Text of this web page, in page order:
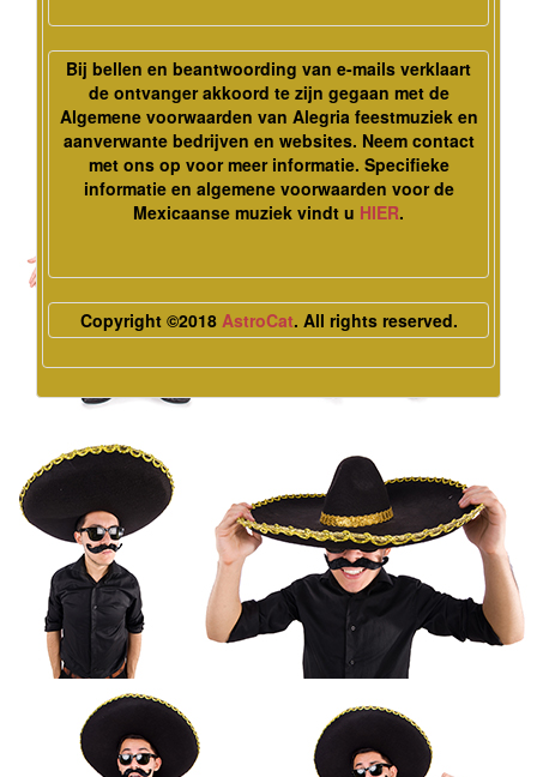
Bij bellen en beantwoording van e-mails verklaart
de ontvanger akkoord te zijn gegaan met de
Algemene voorwaarden van Alegria feestmuziek en
aanverwante bedrijven en websites. Neem contact
met ons op voor meer informatie. Specifieke
informatie en algemene voorwaarden voor de
Mexicaanse muziek vindt u HIER.
Copyright ©2018 AstroCat. All rights reserved.